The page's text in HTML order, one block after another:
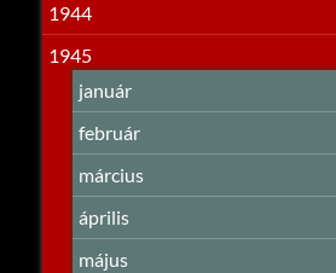
1944
1945
január
február
március
április
május